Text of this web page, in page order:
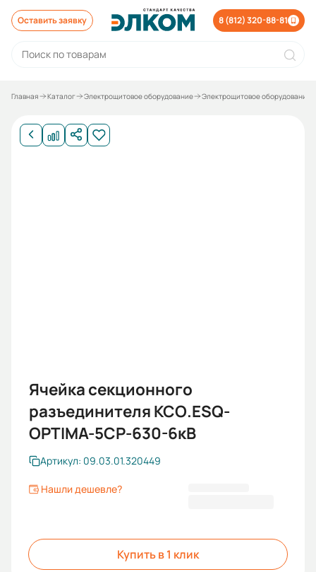
Оставить заявку 8 (812) 320-88-81
Главная Каталог Электрощитовое оборудование Электрощитовое оборудование
Ячейка секционного
разъединителя КСО.ESQ-
OPTIMA-5СР-630-6кВ
Артикул: 09.03.01.320449
Нашли дешевле?
Купить в 1 клик